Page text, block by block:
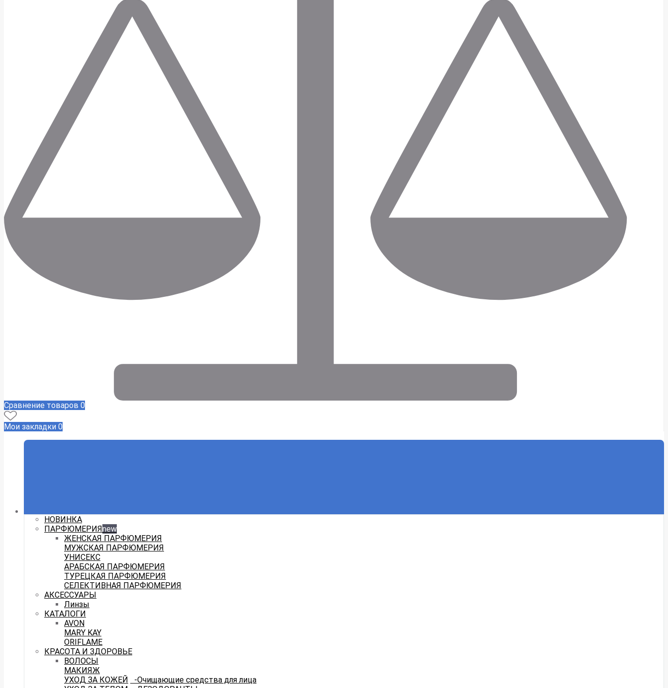
Сравнение товаров 0
Мои закладки 0
НОВИНКА
ПАРФЮМЕРИЯnew
ЖЕНСКАЯ ПАРФЮМЕРИЯ
МУЖСКАЯ ПАРФЮМЕРИЯ
УНИСЕКС
АРАБСКАЯ ПАРФЮМЕРИЯ
ТУРЕЦКАЯ ПАРФЮМЕРИЯ
СЕЛЕКТИВНАЯ ПАРФЮМЕРИЯ
АКСЕССУАРЫ
Линзы
КАТАЛОГИ
AVON
MARY KAY
ORIFLAME
КРАСОТА И ЗДОРОВЬЕ
ВОЛОСЫ
МАКИЯЖ
УХОД ЗА КОЖЕЙ
-Очищающие средства для лица